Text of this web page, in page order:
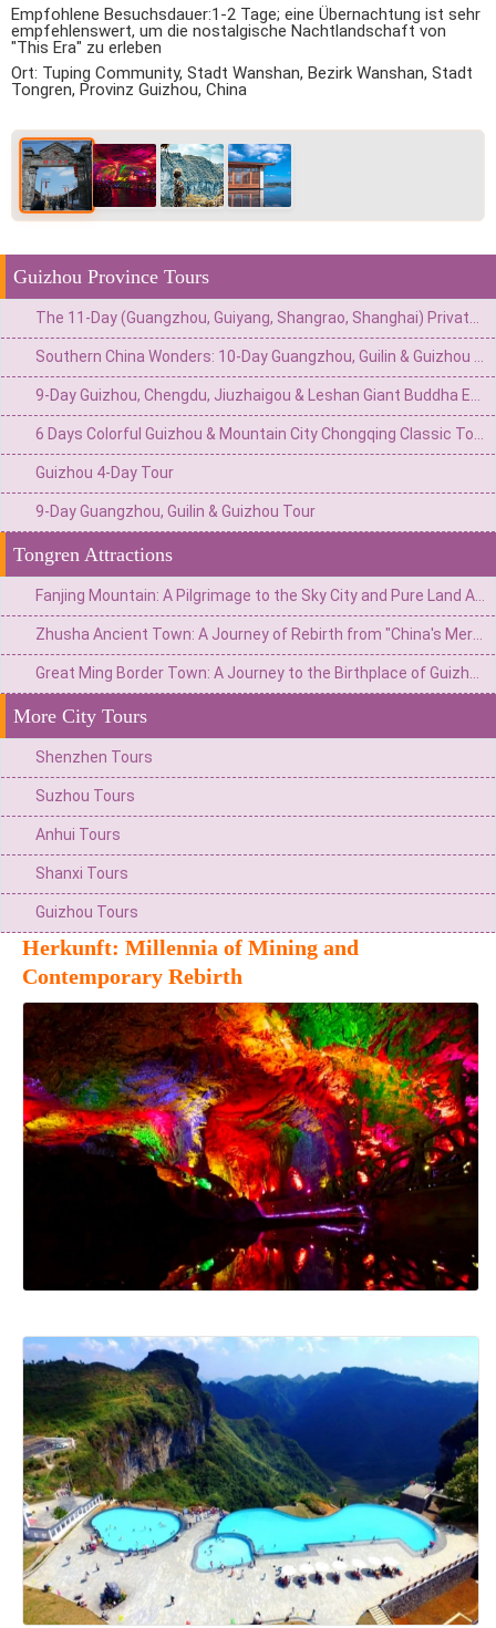
Empfohlene Besuchsdauer:1-2 Tage; eine Übernachtung ist sehr
empfehlenswert, um die nostalgische Nachtlandschaft von
"This Era" zu erleben
Ort: Tuping Community, Stadt Wanshan, Bezirk Wanshan, Stadt
Tongren, Provinz Guizhou, China
Guizhou Province Tours
Guizhou 4-Day Tour
9-Day Guangzhou, Guilin & Guizhou Tour
Tongren Attractions
More City Tours
Shenzhen Tours
Suzhou Tours
Anhui Tours
Shanxi Tours
Guizhou Tours
Herkunft: Millennia of Mining and
Contemporary Rebirth